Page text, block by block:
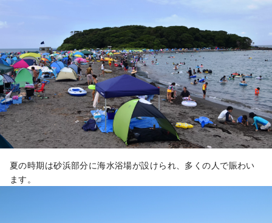
夏の時期は砂浜部分に海水浴場が設けられ、多くの人で賑わい
ます。